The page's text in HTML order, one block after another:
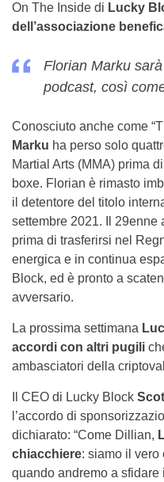
On The Inside di Lucky
dell’associazione
Florian Marku
podcast, così
Conosciuto anche come
Marku ha perso solo
Martial Arts (MMA) prima
boxe. Florian è rimasto
il detentore del titolo
settembre 2021. Il 29enne
prima di trasferirsi nel
energica e in continua
Block, ed è pronto a
avversario.
La prossima settimana
accordi con altri pugili
ambasciatori della
Il CEO di Lucky Block
l’accordo di
dichiarato: “Come Dillian,
chiacchiere: siamo il vero
quando andremo a